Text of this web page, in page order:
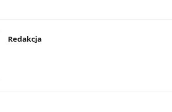
Redakcja